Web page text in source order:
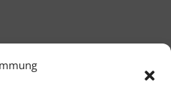
Daycare e.V.